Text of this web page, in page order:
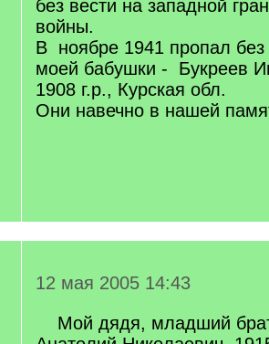
без вести на западной
войны.
В ноябре 1941 пропал без
моей бабушки - Букреев
1908 г.р., Курская обл.
Они навечно в нашей
12 мая 2005 14:43
Мой дядя, младший